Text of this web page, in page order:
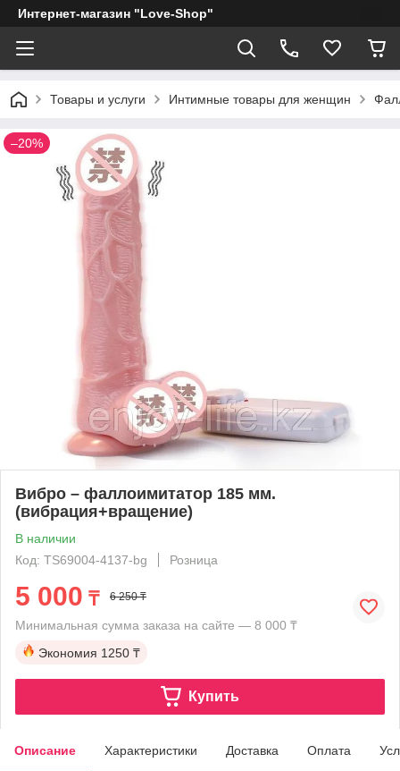
Интернет-магазин "Love-Shop"
Товары и услуги Интимные товары для женщин
–20%
Вибро – фаллоимитатор 185 мм.
(вибрация+вращение)
В наличии
Код: TS69004-4137-bg
Розница
5 000 ₸ 6 250 ₸
Минимальная сумма заказа на сайте — 8 000 ₸
Экономия 1250 ₸
Купить
Описание Характеристики Доставка Оплата